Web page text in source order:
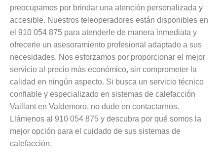
preocupamos por brindar una atención personalizada y
accesible. Nuestros teleoperadores están disponibles en
el 910 054 875 para atenderle de manera inmediata y
ofrecerle un asesoramiento profesional adaptado a sus
necesidades. Nos esforzamos por proporcionar el mejor
servicio al precio más económico, sin comprometer la
calidad en ningún aspecto. Si busca un servicio técnico
confiable y especializado en sistemas de calefacción
Vaillant en Valdemoro, no dude en contactarnos.
Llámenos al 910 054 875 y descubra por qué somos la
mejor opción para el cuidado de sus sistemas de
calefacción.